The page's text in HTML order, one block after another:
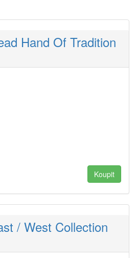
Hand Of Tradition
/ West Collection